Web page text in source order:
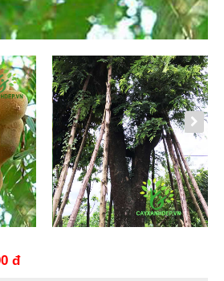
Kiên Giang (4)
Bến Tre (3)
Nha Trang (0)
Bình Thuận (2)
Bạc Liêu (1)
Đồng Nai (3)
Vũng Tàu (1)
Sóc Trăng (1)
Hậu Giang (1)
Tin Tức
đ